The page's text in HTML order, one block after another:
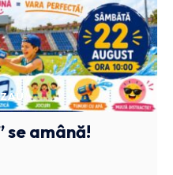
se amână!